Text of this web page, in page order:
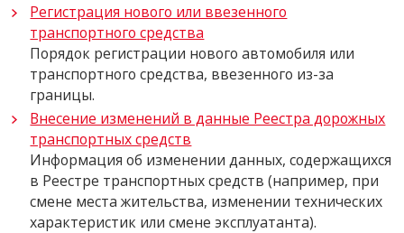
Регистрация нового или ввезенного
транспортного средства
Порядок регистрации нового автомобиля или
транспортного средства, ввезенного из-за
границы.
Внесение изменений в данные Реестра дорожных
транспортных средств
Информация об изменении данных, содержащихся
в Реестре транспортных средств (например, при
смене места жительства, изменении технических
характеристик или смене эксплуатанта).